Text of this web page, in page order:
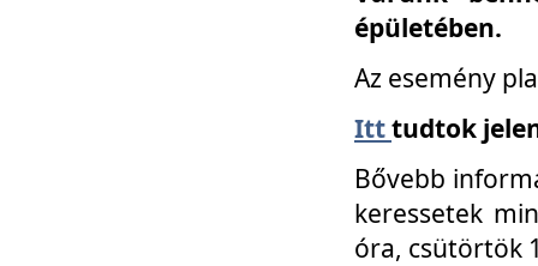
épületében.
Az esemény
Itttudtok
Bővebb
keressetek
óra, csütörtök